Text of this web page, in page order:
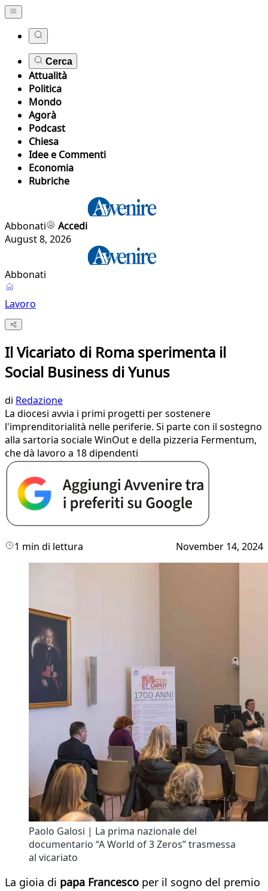
Cerca
Attualità
Politica
Mondo
Agorà
Podcast
Chiesa
Idee e Commenti
Economia
Rubriche
Abbonati
Accedi
August 8, 2026
Abbonati
Lavoro
Il Vicariato di Roma sperimenta il
Social Business di Yunus
di Redazione
La diocesi avvia i primi progetti per sostenere
l'imprenditorialità nelle periferie. Si parte con il sostegno
alla sartoria sociale WinOut e della pizzeria Fermentum,
che dà lavoro a 18 dipendenti
1 min di lettura November 14, 2024
Paolo Galosi | La prima nazionale del
documentario “A World of 3 Zeros” trasmessa
al vicariato
La gioia di papa Francesco per il sogno del premio